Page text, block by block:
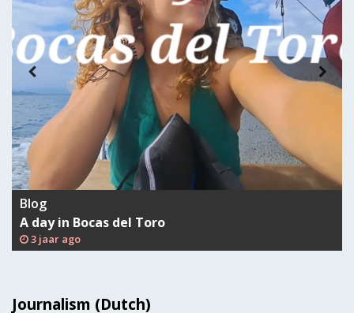
Blog
A day in Bocas del Toro
3 jaar ago
Journalism (Dutch)